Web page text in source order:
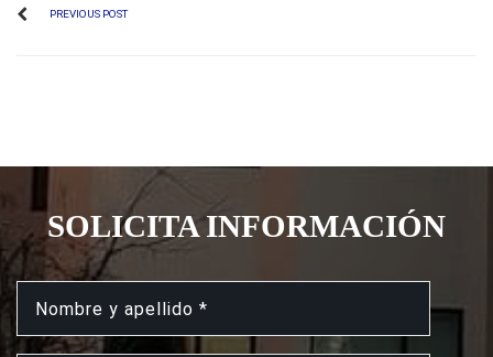
PREVIOUS POST
SOLICITA INFORMACIÓN